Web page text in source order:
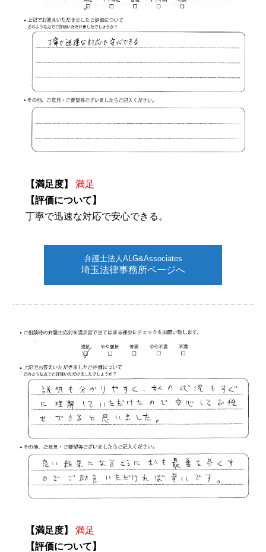
【満足度】
満足
【評価について】
丁寧で迅速な対応で安心できる。
弁護士法人ALG&Associates
埼玉法律事務所ページへ
【満足度】
満足
【評価について】